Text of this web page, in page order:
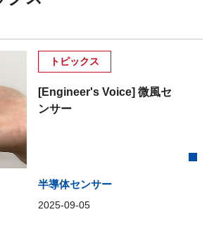
トピックス
[Engineer's Voice] 微風セ
ンサー
半導体センサー
2025-09-05